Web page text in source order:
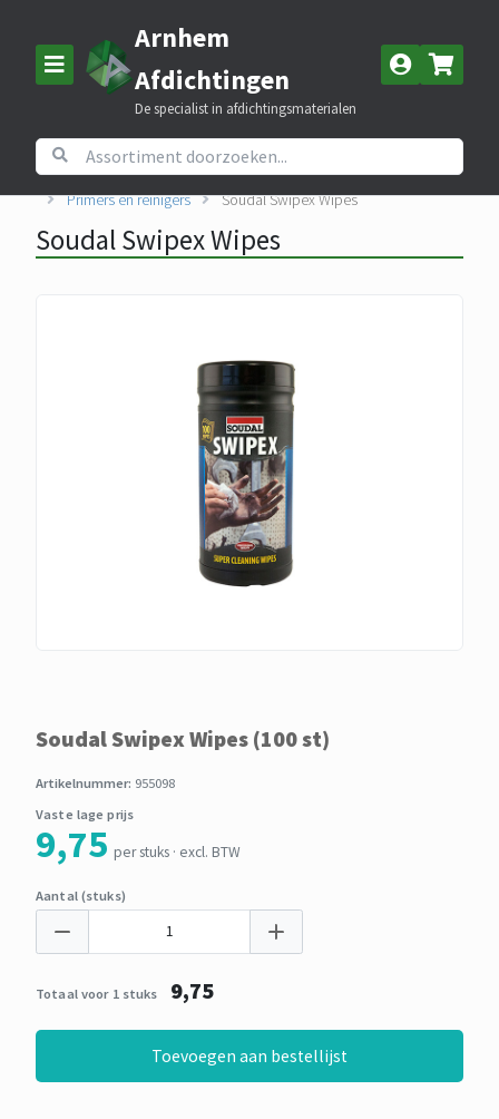
Arnhem
Afdichtingen
De specialist in afdichtingsmaterialen
Home Assortiment
Kitten, lijmen en PUR schuim
Primers en reinigers
Soudal Swipex Wipes
Soudal Swipex Wipes
Soudal Swipex Wipes (100 st)
Artikelnummer: 955098
Vaste lage prijs
9,75 per stuks · excl. BTW
Aantal (stuks)
Totaal voor 1 stuks 9,75
Toevoegen aan bestellijst